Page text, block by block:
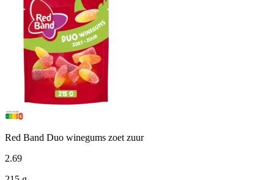
Red Band Duo winegums zoet zuur
2.69